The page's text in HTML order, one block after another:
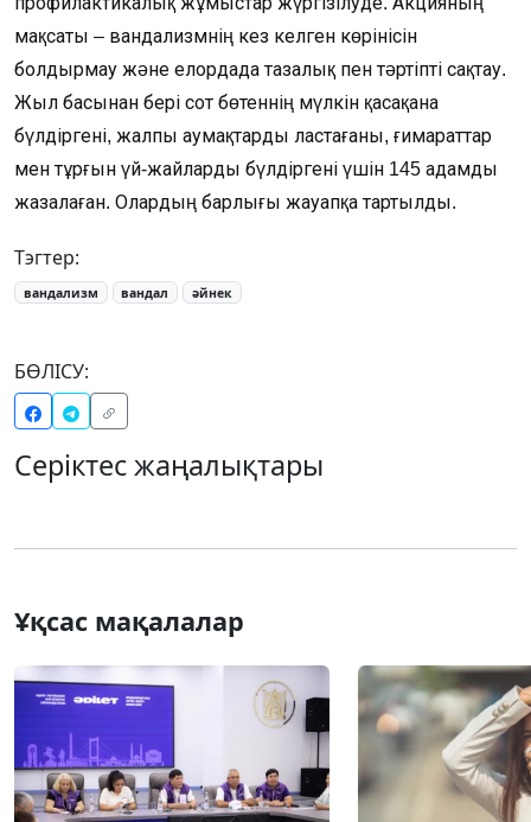
мақсаты – вандализмнің кез келген көрінісін
болдырмау және елордада тазалық пен тәртіпті сақтау.
Жыл басынан бері сот бөтеннің мүлкін қасақана
бүлдіргені, жалпы аумақтарды ластағаны, ғимараттар
мен тұрғын үй-жайларды бүлдіргені үшін 145 адамды
жазалаған. Олардың барлығы жауапқа тартылды.
Тэгтер:
вандализм вандал әйнек
БӨЛІСУ:
Серіктес жаңалықтары
Ұқсас мақалалар